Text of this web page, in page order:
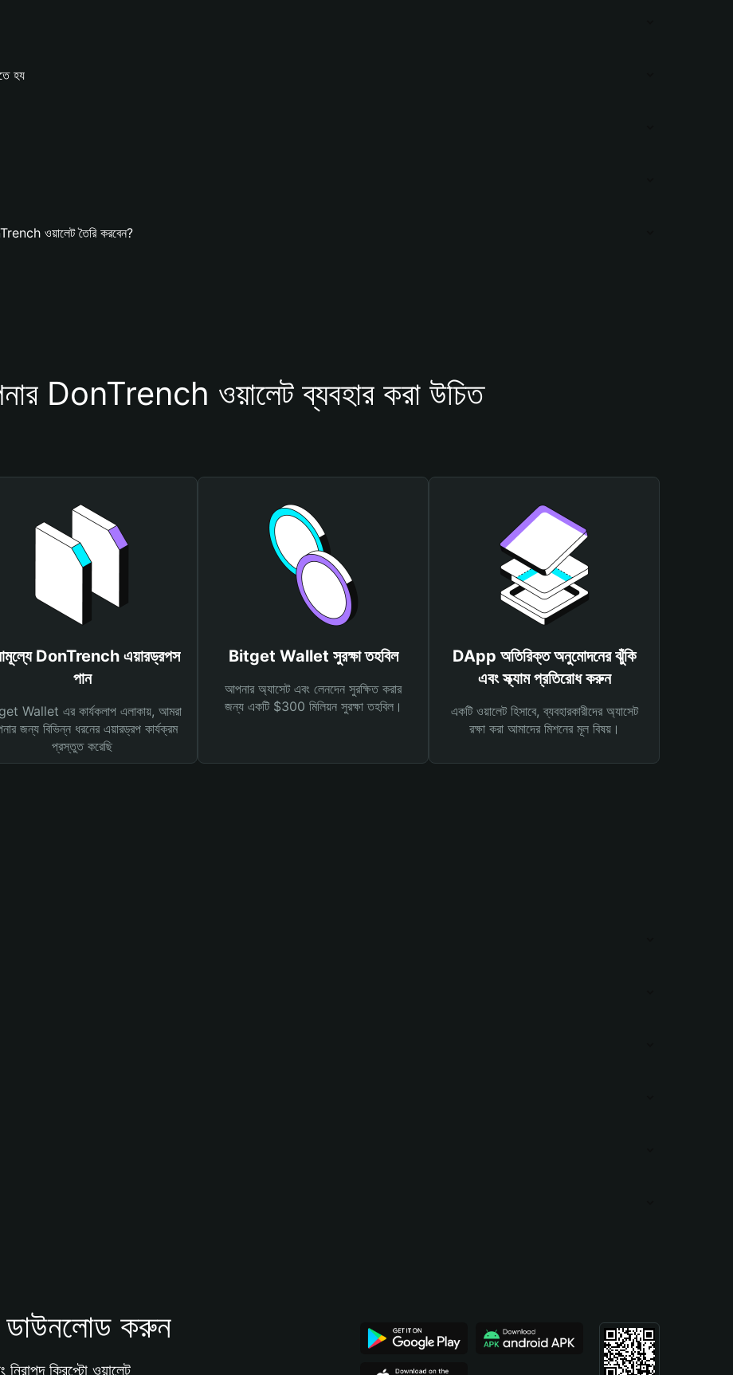
হয
ওয়ালেট তৈরি করবেন?
DonTrench ওয়ালেট ব্যবহার করা উচিত
DonTrench এয়ারড্রপস
পান
Wallet এর কার্যকলাপ এলাকায়, আমরা
জন্য বিভিন্ন ধরনের এয়ারড্রপ কার্যক্রম
প্রস্তুত করেছি
Bitget Wallet সুরক্ষা তহবিল
আপনার অ্যাসেট এবং লেনদেন সুরক্ষিত করার
জন্য একটি $300 মিলিয়ন সুরক্ষা তহবিল।
DApp অতিরিক্ত অনুমোদনের ঝুঁকি
এবং স্ক্যাম প্রতিরোধ করুন
একটি ওয়ালেট হিসাবে, ব্যবহারকারীদের অ্যাসেট
রক্ষা করা আমাদের মিশনের মূল বিষয়।
করুন
নিরাপদ ক্রিপ্টো ওয়ালেট